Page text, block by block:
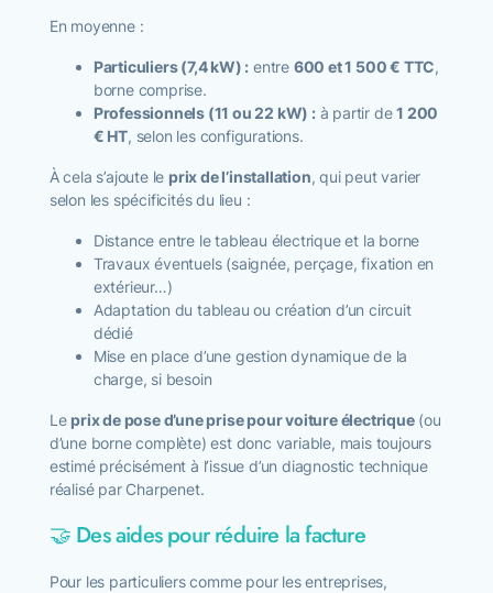
En moyenne :
Particuliers (7,4 kW) : entre 600 et 1 500 € TTC,
borne comprise.
Professionnels (11 ou 22 kW) :à partir de1 200
€ HT, selon les configurations.
À cela s’ajoute le prix de l’installation, qui peut varier
selon les spécificités du lieu :
Distance entre le tableau électrique et la borne
Travaux éventuels (saignée, perçage, fixation en
extérieur…)
Adaptation du tableau ou création d’un circuit
dédié
Mise en place d’une gestion dynamique de la
charge, si besoin
Leprix de pose d’une prise pour voiture électrique(ou
d’une borne complète) est donc variable, mais toujours
estimé précisément à l’issue d’un diagnostic technique
réalisé par Charpenet.
🤝 Des aides pour réduire la facture
Pour les particuliers comme pour les entreprises,